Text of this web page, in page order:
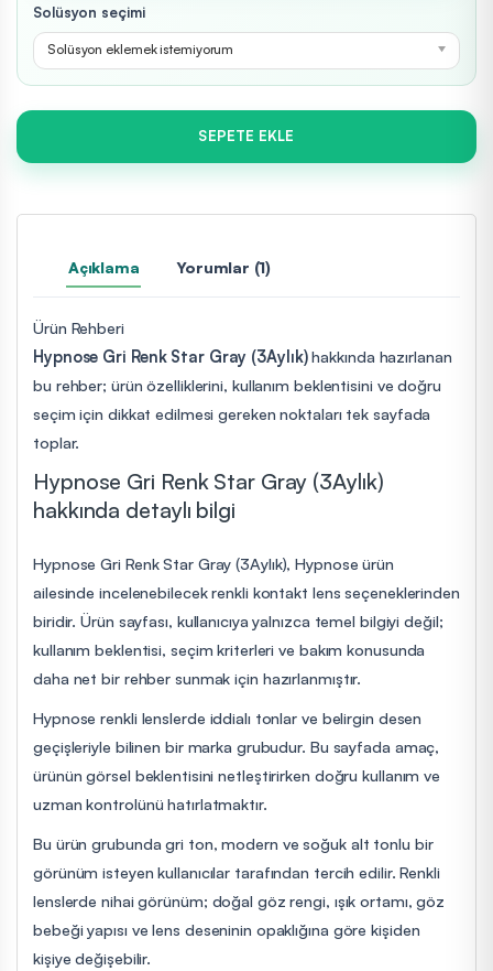
Solüsyon seçimi
Solüsyon eklemek istemiyorum
SEPETE EKLE
Açıklama Yorumlar (1)
Ürün Rehberi
Hypnose Gri Renk Star Gray (3Aylık)hakkında hazırlanan
bu rehber; ürün özelliklerini, kullanım beklentisini ve doğru
seçim için dikkat edilmesi gereken noktaları tek sayfada
toplar.
Hypnose Gri Renk Star Gray (3Aylık)
hakkında detaylı bilgi
Hypnose Gri Renk Star Gray (3Aylık), Hypnose ürün
ailesinde incelenebilecek renkli kontakt lens seçeneklerinden
biridir. Ürün sayfası, kullanıcıya yalnızca temel bilgiyi değil;
kullanım beklentisi, seçim kriterleri ve bakım konusunda
daha net bir rehber sunmak için hazırlanmıştır.
Hypnose renkli lenslerde iddialı tonlar ve belirgin desen
geçişleriyle bilinen bir marka grubudur. Bu sayfada amaç,
ürünün görsel beklentisini netleştirirken doğru kullanım ve
uzman kontrolünü hatırlatmaktır.
Bu ürün grubunda gri ton, modern ve soğuk alt tonlu bir
görünüm isteyen kullanıcılar tarafından tercih edilir. Renkli
lenslerde nihai görünüm; doğal göz rengi, ışık ortamı, göz
bebeği yapısı ve lens deseninin opaklığına göre kişiden
kişiye değişebilir.